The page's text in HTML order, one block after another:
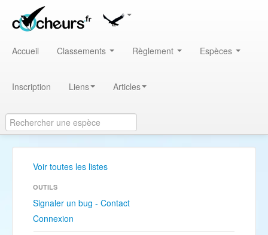
Accueil Classements Règlement Espèces
Inscription Liens Articles
Voir toutes les listes
OUTILS
Signaler un bug - Contact
Connexion